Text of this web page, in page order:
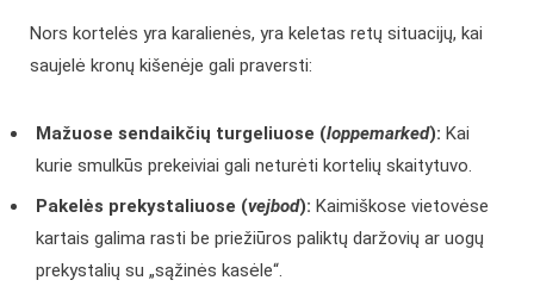
Nors kortelės yra karalienės, yra keletas retų situacijų, kai
saujelė kronų kišenėje gali praversti:
Mažuose sendaikčių turgeliuose (loppemarked): Kai
kurie smulkūs prekeiviai gali neturėti kortelių skaitytuvo.
Pakelės prekystaliuose (vejbod): Kaimiškose vietovėse
kartais galima rasti be priežiūros paliktų daržovių ar uogų
prekystalių su „sąžinės kasėle“.